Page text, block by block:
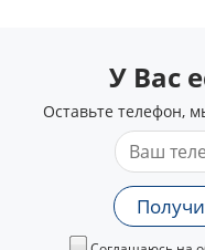
У Вас
Оставьте телефон,